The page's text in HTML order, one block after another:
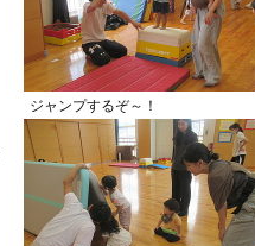
ジャンプするぞ～！